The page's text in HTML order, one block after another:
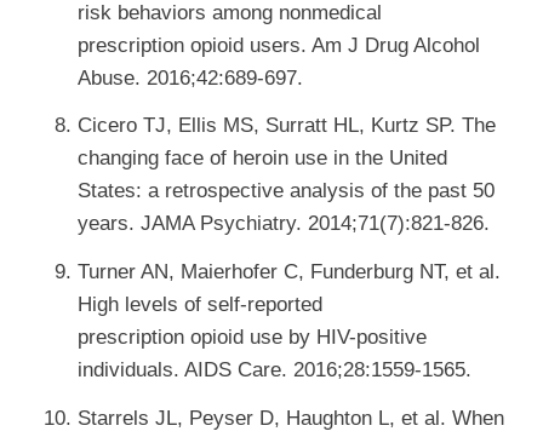
risk behaviors among nonmedical
prescription opioid users. Am J Drug Alcohol
Abuse. 2016;42:689-697.
Cicero TJ, Ellis MS, Surratt HL, Kurtz SP. The
changing face of heroin use in the United
States: a retrospective analysis of the past 50
years. JAMA Psychiatry. 2014;71(7):821-826.
Turner AN, Maierhofer C, Funderburg NT, et al.
High levels of self-reported
prescription opioid use by HIV-positive
individuals. AIDS Care. 2016;28:1559-1565.
Starrels JL, Peyser D, Haughton L, et al. When